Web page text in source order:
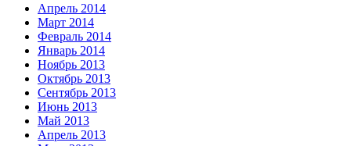
Апрель 2014
Март 2014
Февраль 2014
Январь 2014
Ноябрь 2013
Октябрь 2013
Сентябрь 2013
Июнь 2013
Май 2013
Апрель 2013